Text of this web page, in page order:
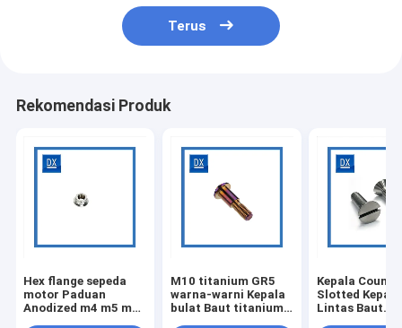
Terus
Rekomendasi Produk
Hex flange sepeda
motor Paduan
Anodized m4 m5 m6
M10 titanium GR5
warna-warni Kepala
bulat Baut titanium
Kepala
Slotted
Lintas Baut